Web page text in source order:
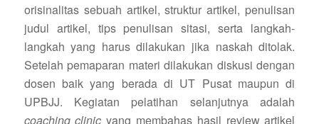
orisinalitas sebuah artikel, struktur artikel, penulisan
judul artikel, tips penulisan sitasi, serta langkah-
langkah yang harus dilakukan jika naskah ditolak.
Setelah pemaparan materi dilakukan diskusi dengan
dosen baik yang berada di UT Pusat maupun di
UPBJJ. Kegiatan pelatihan selanjutnya adalah
coaching clinic yang membahas hasil review artikel